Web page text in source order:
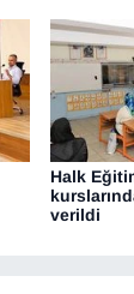
Halk
verildi